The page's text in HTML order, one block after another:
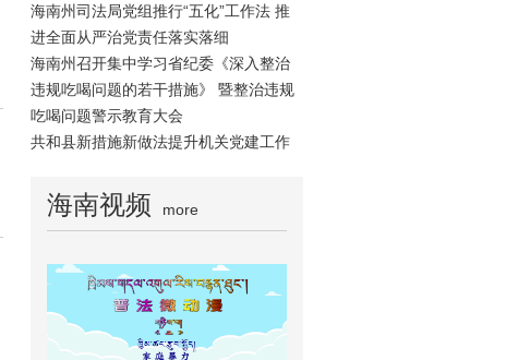
海南州司法局党组推行“五化”工作法 推
进全面从严治党责任落实落细
海南州召开集中学习省纪委《深入整治
违规吃喝问题的若干措施》 暨整治违规
吃喝问题警示教育大会
共和县新措施新做法提升机关党建工作
海南视频 more